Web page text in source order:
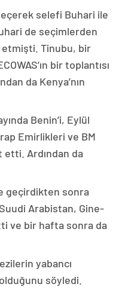
selefi Buhari ile
de seçimlerden
etmişti. Tinubu, bir
bir toplantısı
da Kenya’nın
Benin’i, Eylül
Emirlikleri ve BM
etti. Ardından da
geçirdikten sonra
Arabistan, Gine-
ve bir hafta sonra da
yabancı
söyledi.